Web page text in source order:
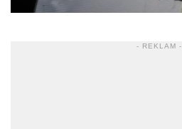
- REKLAM -